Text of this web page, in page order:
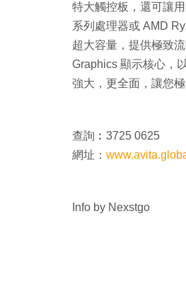
特大觸控板，還可讓
系列處理器或 AMD
超大容量，提供極致
Graphics 顯示核心，
強大，更全面，讓您
查詢︰3725 0625
網址：
Info by Nexstgo